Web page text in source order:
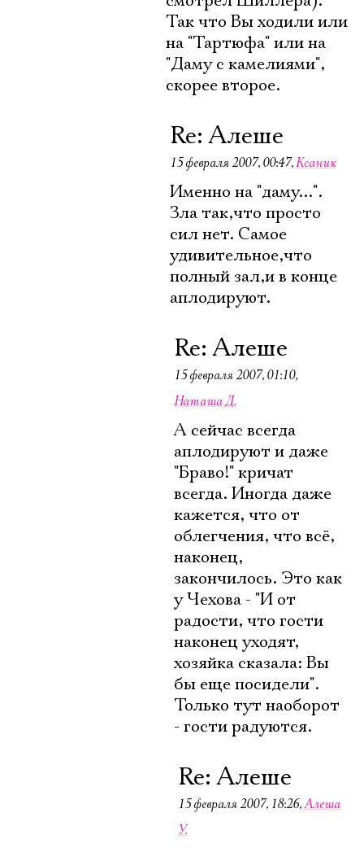
Так что Вы ходили или
на "Тартюфа" или на
"Даму с камелиями",
скорее второе.
Re: Алеше
15 февраля 2007, 00:47,Ксаник
Именно на "даму...".
Зла так,что просто
сил нет. Самое
удивительное,что
полный зал,и в конце
аплодируют.
Re: Алеше
15 февраля 2007, 01:10,
Наташа Д.
А сейчас всегда
аплодируют и даже
"Браво!" кричат
всегда. Иногда даже
кажется, что от
облегчения, что всё,
наконец,
закончилось. Это как
у Чехова - "И от
радости, что гости
наконец уходят,
хозяйка сказала: Вы
бы еще посидели".
Только тут наоборот
- гости радуются.
Re: Алеше
15 февраля 2007, 18:26,Алеша
У.